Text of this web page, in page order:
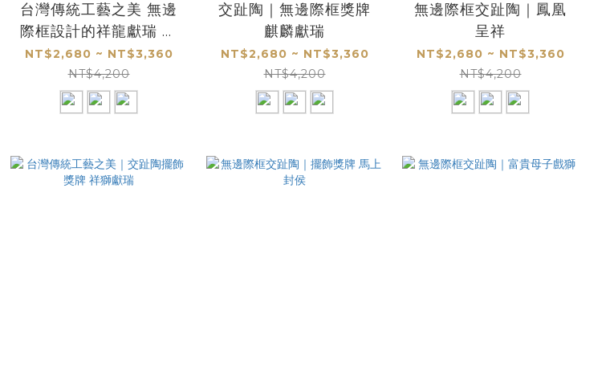
台灣傳統工藝之美 無邊
際框設計的祥龍獻瑞 桌
上 擺飾和獎牌
NT$2,680 ~ NT$3,360
NT$4,200
交趾陶｜無邊際框獎牌
麒麟獻瑞
NT$2,680 ~ NT$3,360
NT$4,200
無邊際框交趾陶｜鳳凰
呈祥
NT$2,680 ~ NT$3,360
NT$4,200